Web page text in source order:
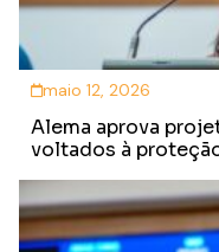
maio 12, 2026
Alema aprova
voltados à